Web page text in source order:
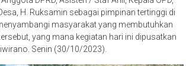
H. Ruksamin sebagai pimpinan tertinggi di
masyarakat yang membutuhkan
yang mana kegiatan hari ini dipusatkan
Senin (30/10/2023).